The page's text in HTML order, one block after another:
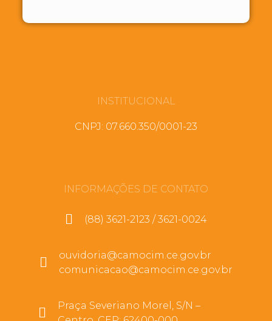
INSTITUCIONAL
CNPJ: 07.660.350/0001-23
INFORMAÇÕES DE CONTATO
(88) 3621-2123 / 3621-0024
ouvidoria@camocim.ce.gov.br
comunicacao@camocim.ce.gov.br
Praça Severiano Morel, S/N –